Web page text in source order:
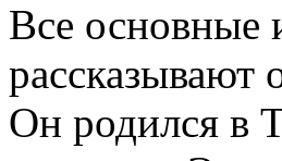
Все основные
рассказывают
Он родился в